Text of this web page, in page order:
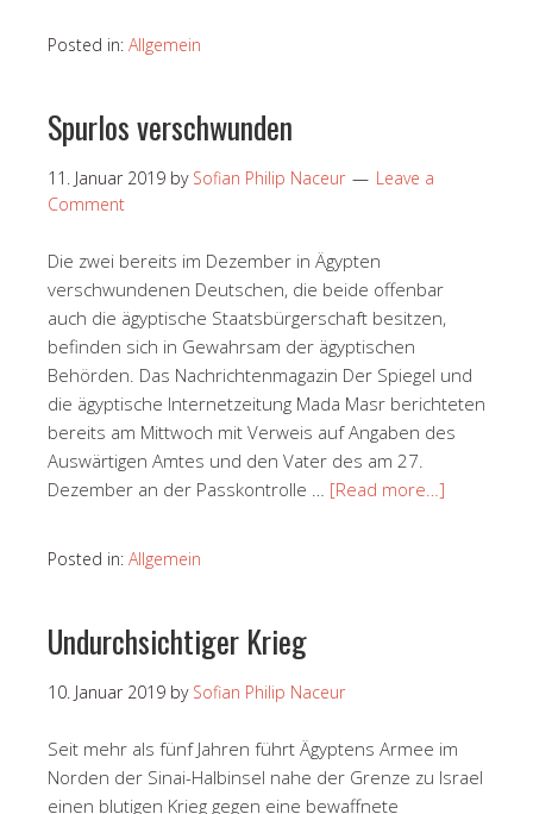
Posted in: Allgemein
Spurlos verschwunden
11. Januar 2019 by Sofian Philip Naceur
Leave a
Comment
Die zwei bereits im Dezember in Ägypten
verschwundenen Deutschen, die beide offenbar
auch die ägyptische Staatsbürgerschaft besitzen,
befinden sich in Gewahrsam der ägyptischen
Behörden. Das Nachrichtenmagazin Der Spiegel und
die ägyptische Internetzeitung Mada Masr berichteten
bereits am Mittwoch mit Verweis auf Angaben des
Auswärtigen Amtes und den Vater des am 27.
Dezember an der Passkontrolle … [Read more…]
Posted in: Allgemein
Undurchsichtiger Krieg
10. Januar 2019 by Sofian Philip Naceur
Seit mehr als fünf Jahren führt Ägyptens Armee im
Norden der Sinai-Halbinsel nahe der Grenze zu Israel
einen blutigen Krieg gegen eine bewaffnete